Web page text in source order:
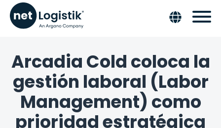
Arcadia Cold coloca la
gestión laboral (Labor
Management) como
prioridad estratégica